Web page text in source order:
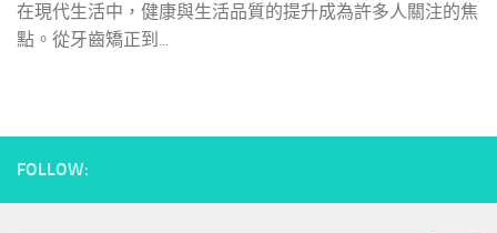
在現代生活中，健康與生活品質的提升成為許多人關注的焦
點。從牙齒矯正到...
FOLLOW: